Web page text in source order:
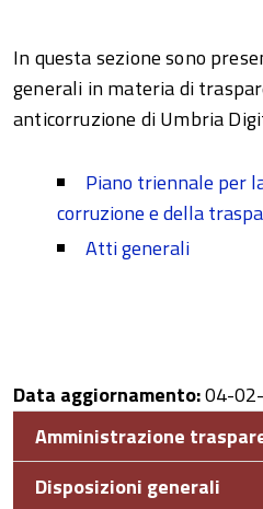
In questa sezione sono
generali in materia di
anticorruzione di Umbria
Piano triennale per
corruzione e della
Atti generali
Data aggiornamento:04-
Amministrazione
Disposizioni generali